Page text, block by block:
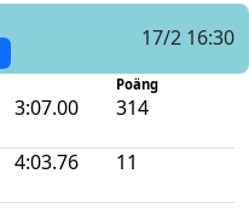
17/2 16:30
Poäng
3:07.00 314
4:03.76 11